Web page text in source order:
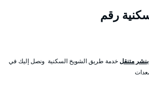
رقم
متنقلخدمة طريق الشويخ السكنية ونصل إليك في